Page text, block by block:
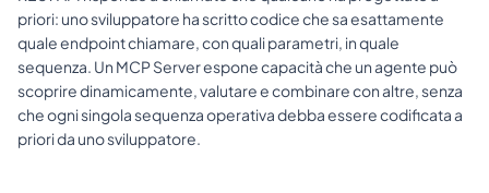
priori: uno sviluppatore ha scritto codice che sa esattamente
quale endpoint chiamare, con quali parametri, in quale
sequenza. Un MCP Server espone capacità che un agente può
scoprire dinamicamente, valutare e combinare con altre, senza
che ogni singola sequenza operativa debba essere codificata a
priori da uno sviluppatore.